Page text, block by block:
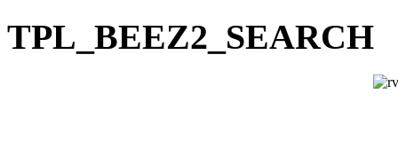
TPL_BEEZ2_SEARCH